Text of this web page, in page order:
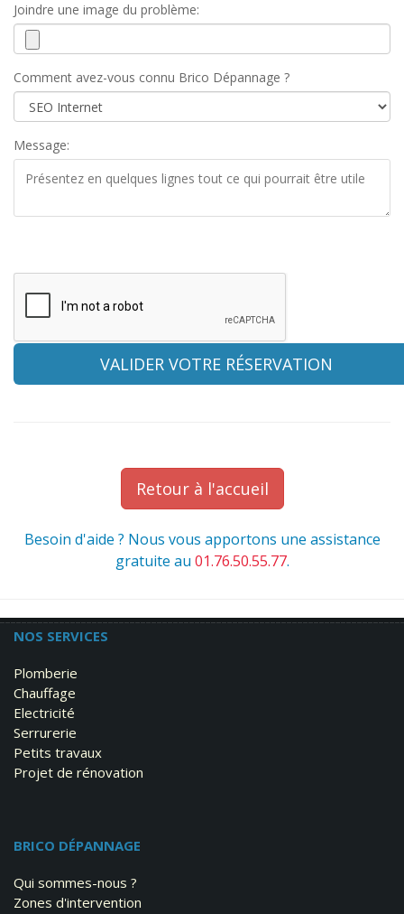
Joindre une image du problème:
Comment avez-vous connu Brico Dépannage ?
Message:
Retour à l'accueil
Besoin d'aide ? Nous vous apportons une assistance
gratuite au 01.76.50.55.77.
NOS SERVICES
Plomberie
Chauffage
Electricité
Serrurerie
Petits travaux
Projet de rénovation
BRICO DÉPANNAGE
Qui sommes-nous ?
Zones d'intervention